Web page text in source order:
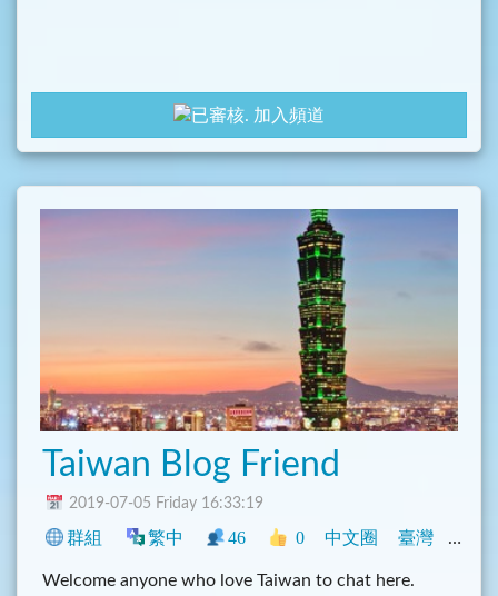
加入頻道
Taiwan Blog Friend
2019-07-05 Friday 16:33:19
群組 繁中 46 0 中文圈 臺灣 旅遊
Welcome anyone who love Taiwan to chat here.